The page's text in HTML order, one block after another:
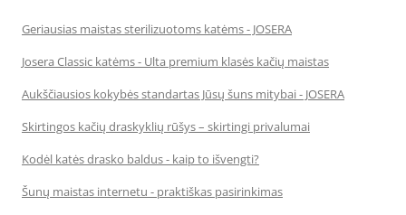
Geriausias maistas sterilizuotoms katėms - JOSERA
Josera Classic katėms - Ulta premium klasės kačių maistas
Aukščiausios kokybės standartas Jūsų šuns mitybai - JOSERA
Skirtingos kačių draskyklių rūšys – skirtingi privalumai
Kodėl katės drasko baldus - kaip to išvengti?
Šunų maistas internetu - praktiškas pasirinkimas